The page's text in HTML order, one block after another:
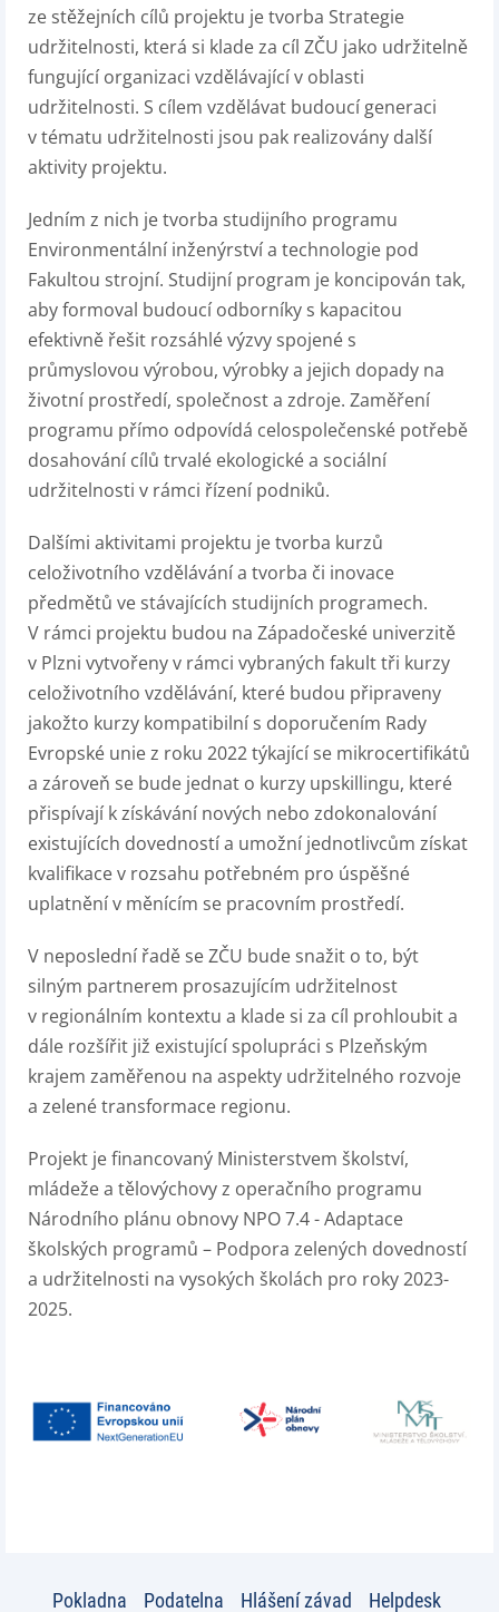
ze stěžejních cílů projektu je tvorba Strategie
udržitelnosti, která si klade za cíl ZČU jako udržitelně
fungující organizaci vzdělávající v oblasti
udržitelnosti. S cílem vzdělávat budoucí generaci
v tématu udržitelnosti jsou pak realizovány další
aktivity projektu.
Jedním z nich je tvorba studijního programu
Environmentální inženýrství a technologie pod
Fakultou strojní. Studijní program je koncipován tak,
aby formoval budoucí odborníky s kapacitou
efektivně řešit rozsáhlé výzvy spojené s
průmyslovou výrobou, výrobky a jejich dopady na
životní prostředí, společnost a zdroje. Zaměření
programu přímo odpovídá celospolečenské potřebě
dosahování cílů trvalé ekologické a sociální
udržitelnosti v rámci řízení podniků.
Dalšími aktivitami projektu je tvorba kurzů
celoživotního vzdělávání a tvorba či inovace
předmětů ve stávajících studijních programech.
V rámci projektu budou na Západočeské univerzitě
v Plzni vytvořeny v rámci vybraných fakult tři kurzy
celoživotního vzdělávání, které budou připraveny
jakožto kurzy kompatibilní s doporučením Rady
Evropské unie z roku 2022 týkající se mikrocertifikátů
a zároveň se bude jednat o kurzy upskillingu, které
přispívají k získávání nových nebo zdokonalování
existujících dovedností a umožní jednotlivcům získat
kvalifikace v rozsahu potřebném pro úspěšné
uplatnění v měnícím se pracovním prostředí.
V neposlední řadě se ZČU bude snažit o to, být
silným partnerem prosazujícím udržitelnost
v regionálním kontextu a klade si za cíl prohloubit a
dále rozšířit již existující spolupráci s Plzeňským
krajem zaměřenou na aspekty udržitelného rozvoje
a zelené transformace regionu.
Projekt je financovaný Ministerstvem školství,
mládeže a tělovýchovy z operačního programu
Národního plánu obnovy NPO 7.4 - Adaptace
školských programů – Podpora zelených dovedností
a udržitelnosti na vysokých školách pro roky 2023-
2025.
Pokladna Podatelna Hlášení závad Helpdesk